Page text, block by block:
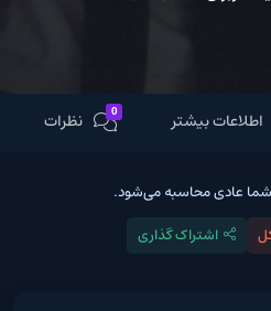
اطلاعات بیشتر 0 نظرات
عادی محاسبه می‌شود.
اشتراک گذاری